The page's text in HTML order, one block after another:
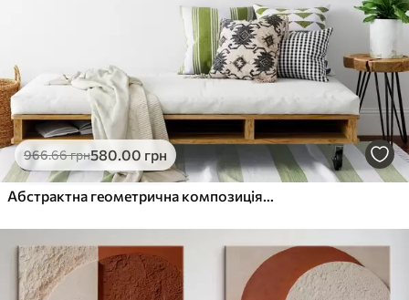
966.66грн580.00 грн
Абстрактна геометрична композиція з імітацією текстури дерева, червоними, чорними, білими та бірюзовими прямокутниками та колами